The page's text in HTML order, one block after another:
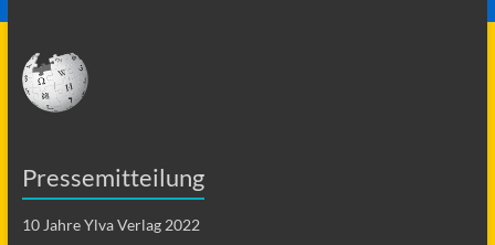
Pressemitteilung
10 Jahre Ylva Verlag 2022